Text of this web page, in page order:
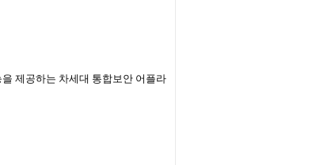
제공하는 차세대 통합보안 어플라